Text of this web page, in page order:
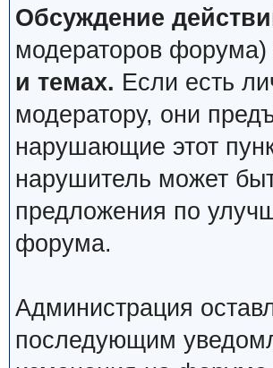
Обсуждение
модераторов форума)
и темах. Если есть
модератору, они
нарушающие этот
нарушитель может
предложения по
форума.
Администрация
последующим